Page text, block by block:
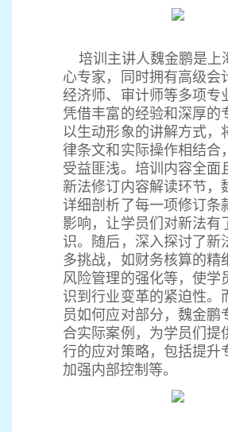
培训主讲人魏金鹏是上
心专家，同时拥有高级会
经济师、审计师等多项专
凭借丰富的经验和深厚的
以生动形象的讲解方式，
律条文和实际操作相结合
受益匪浅。培训内容全面
新法修订内容解读环节，
详细剖析了每一项修订条
影响，让学员们对新法有
识。随后，深入探讨了新
多挑战，如财务核算的精
风险管理的强化等，使学
识到行业变革的紧迫性。
员如何应对部分，魏金鹏
合实际案例，为学员们提
行的应对策略，包括提升
加强内部控制等。